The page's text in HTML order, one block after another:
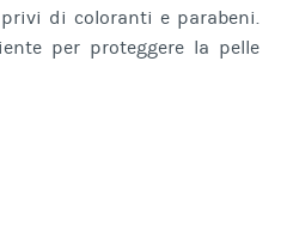
privi di coloranti e parabeni.
per proteggere la pelle